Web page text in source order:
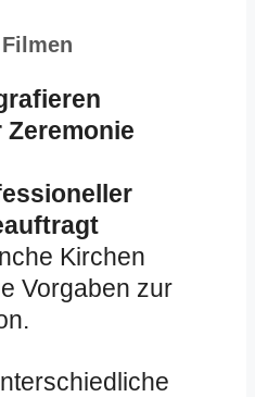
Kirchen
Vorgaben zur